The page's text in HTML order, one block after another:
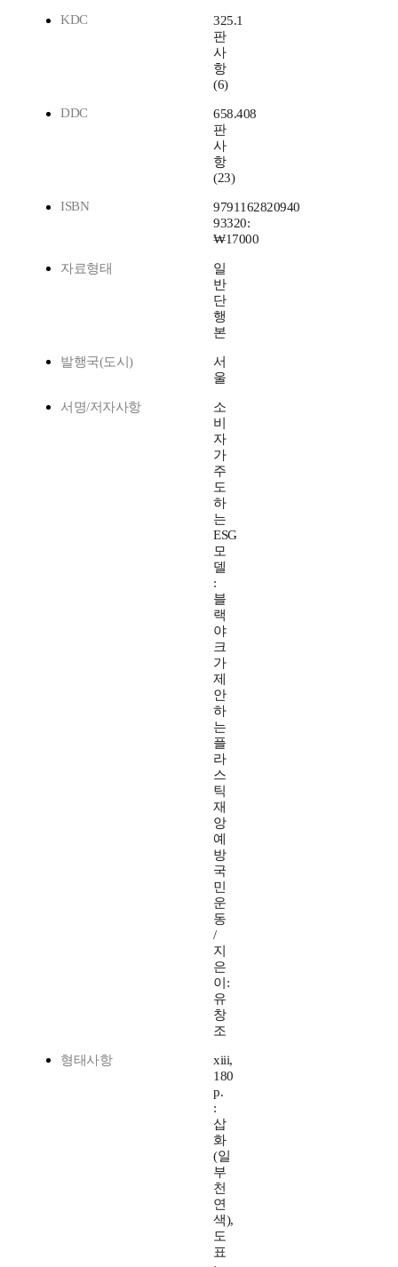
KDC
325.1
판
사
항
(6)
DDC
658.408
판
사
항
(23)
ISBN
9791162820940
93320:
₩17000
자료형태
일
반
단
행
본
발행국(도시)
서
울
서명/저자사항
소
비
자
가
주
도
하
는
ESG
모
델
:
블
랙
야
크
가
제
안
하
는
플
라
스
틱
재
앙
예
방
국
민
운
동
/
지
은
이:
유
창
조
형태사항
xiii,
180
p.
:
삽
화
(일
부
천
연
색),
도
표